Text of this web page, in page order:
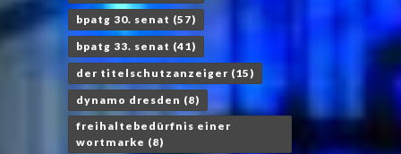
bpatg 30. senat (57)
bpatg 33. senat (41)
der titelschutzanzeiger (15)
dynamo dresden (8)
freihaltebedürfnis einer
wortmarke (8)